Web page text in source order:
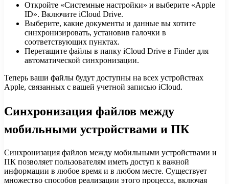
Откройте «Системные настройки» и выберите «Apple
ID». Включите iCloud Drive.
Выберите, какие документы и данные вы хотите
синхронизировать, установив галочки в
соответствующих пунктах.
Перетащите файлы в папку iCloud Drive в Finder для
автоматической синхронизации.
Теперь ваши файлы будут доступны на всех устройствах
Apple, связанных с вашей учетной записью iCloud.
Синхронизация файлов между
мобильными устройствами и ПК
Синхронизация файлов между мобильными устройствами и
ПК позволяет пользователям иметь доступ к важной
информации в любое время и в любом месте. Существует
множество способов реализации этого процесса, включая